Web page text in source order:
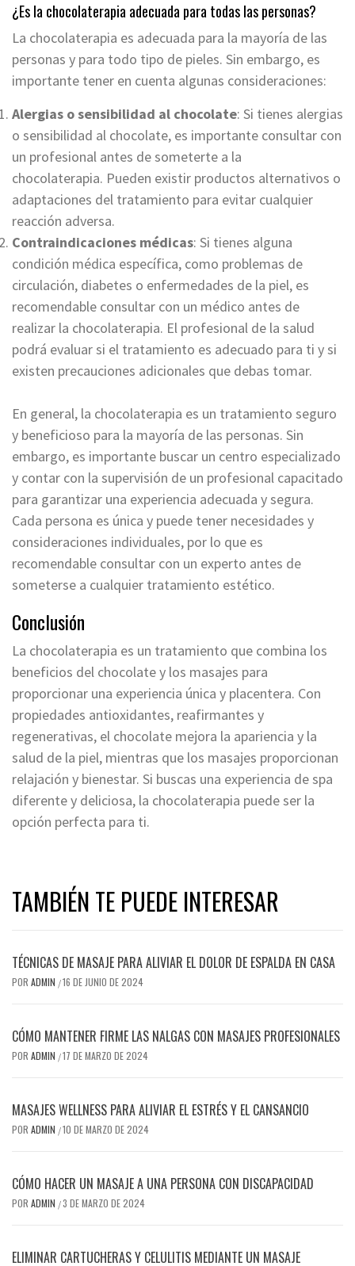
¿Es la chocolaterapia adecuada para todas las personas?
La chocolaterapia es adecuada para la mayoría de las
personas y para todo tipo de pieles. Sin embargo, es
importante tener en cuenta algunas consideraciones:
Alergias o sensibilidad al chocolate: Si tienes alergias
o sensibilidad al chocolate, es importante consultar con
un profesional antes de someterte a la
chocolaterapia. Pueden existir productos alternativos o
adaptaciones del tratamiento para evitar cualquier
reacción adversa.
Contraindicaciones médicas: Si tienes alguna
condición médica específica, como problemas de
circulación, diabetes o enfermedades de la piel, es
recomendable consultar con un médico antes de
realizar la chocolaterapia. El profesional de la salud
podrá evaluar si el tratamiento es adecuado para ti y si
existen precauciones adicionales que debas tomar.
En general, la chocolaterapia es un tratamiento seguro
y beneficioso para la mayoría de las personas. Sin
embargo, es importante buscar un centro especializado
y contar con la supervisión de un profesional capacitado
para garantizar una experiencia adecuada y segura.
Cada persona es única y puede tener necesidades y
consideraciones individuales, por lo que es
recomendable consultar con un experto antes de
someterse a cualquier tratamiento estético.
Conclusión
La chocolaterapia es un tratamiento que combina los
beneficios del chocolate y los masajes para
proporcionar una experiencia única y placentera. Con
propiedades antioxidantes, reafirmantes y
regenerativas, el chocolate mejora la apariencia y la
salud de la piel, mientras que los masajes proporcionan
relajación y bienestar. Si buscas una experiencia de spa
diferente y deliciosa, la chocolaterapia puede ser la
opción perfecta para ti.
TAMBIÉN TE PUEDE INTERESAR
TÉCNICAS DE MASAJE PARA ALIVIAR EL DOLOR DE ESPALDA EN CASA
POR ADMIN /16 DE JUNIO DE 2024
CÓMO MANTENER FIRME LAS NALGAS CON MASAJES PROFESIONALES
POR ADMIN /17 DE MARZO DE 2024
MASAJES WELLNESS PARA ALIVIAR EL ESTRÉS Y EL CANSANCIO
POR ADMIN /10 DE MARZO DE 2024
CÓMO HACER UN MASAJE A UNA PERSONA CON DISCAPACIDAD
POR ADMIN /3 DE MARZO DE 2024
ELIMINAR CARTUCHERAS Y CELULITIS MEDIANTE UN MASAJE